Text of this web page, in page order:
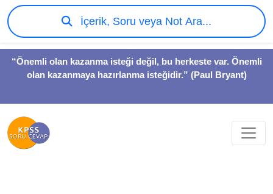
“Önemli olan kazanma isteği değil, bu herkeste var. Önemli
olan kazanmaya hazırlanma isteğidir.” (Paul Bryant)
İçerik, Soru veya Not Ara...